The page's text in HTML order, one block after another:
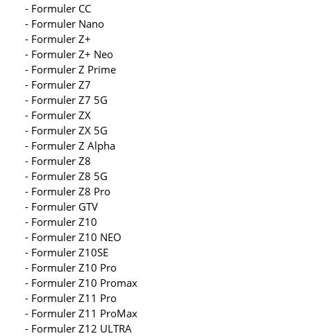
- Formuler CC
- Formuler Nano
- Formuler Z+
- Formuler Z+ Neo
- Formuler Z Prime
- Formuler Z7
- Formuler Z7 5G
- Formuler ZX
- Formuler ZX 5G
- Formuler Z Alpha
- Formuler Z8
- Formuler Z8 5G
- Formuler Z8 Pro
- Formuler GTV
- Formuler Z10
- Formuler Z10 NEO
- Formuler Z10SE
- Formuler Z10 Pro
- Formuler Z10 Promax
- Formuler Z11 Pro
- Formuler Z11 ProMax
- Formuler Z12 ULTRA